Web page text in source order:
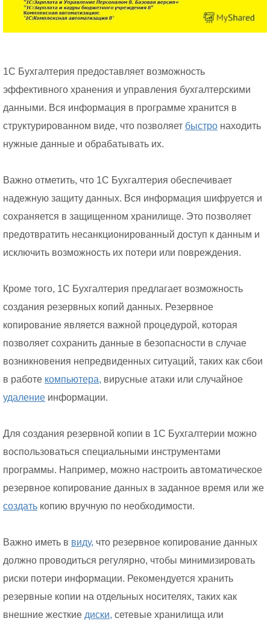
1С Бухгалтерия предоставляет возможность
эффективного хранения и управления бухгалтерскими
данными. Вся информация в программе хранится в
структурированном виде, что позволяет быстро находить
нужные данные и обрабатывать их.
Важно отметить, что 1С Бухгалтерия обеспечивает
надежную защиту данных. Вся информация шифруется и
сохраняется в защищенном хранилище. Это позволяет
предотвратить несанкционированный доступ к данным и
исключить возможность их потери или повреждения.
Кроме того, 1С Бухгалтерия предлагает возможность
создания резервных копий данных. Резервное
копирование является важной процедурой, которая
позволяет сохранить данные в безопасности в случае
возникновения непредвиденных ситуаций, таких как сбои
в работе компьютера, вирусные атаки или случайное
удаление информации.
Для создания резервной копии в 1С Бухгалтерии можно
воспользоваться специальными инструментами
программы. Например, можно настроить автоматическое
резервное копирование данных в заданное время или же
создать копию вручную по необходимости.
Важно иметь в виду, что резервное копирование данных
должно проводиться регулярно, чтобы минимизировать
риски потери информации. Рекомендуется хранить
резервные копии на отдельных носителях, таких как
внешние жесткие диски, сетевые хранилища или